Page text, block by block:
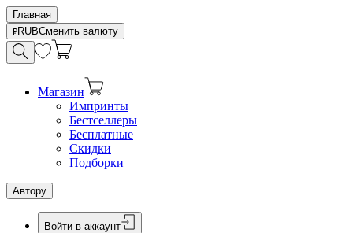
Главная
RUBСменить валюту
Магазин
Импринты
Бестселлеры
Бесплатные
Скидки
Подборки
Автору
Войти в аккаунт